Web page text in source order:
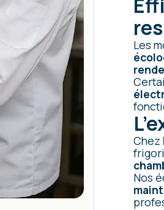
Les
Chez
Nos